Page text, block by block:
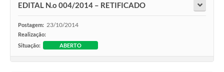
EDITAL N.o 004/2014 – RETIFICADO
Postagem: 23/10/2014
Realização:
Situação:
ABERTO